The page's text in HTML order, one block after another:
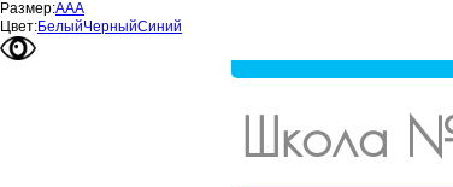
Размер:ААА
Цвет:БелыйЧерныйСиний
Школа